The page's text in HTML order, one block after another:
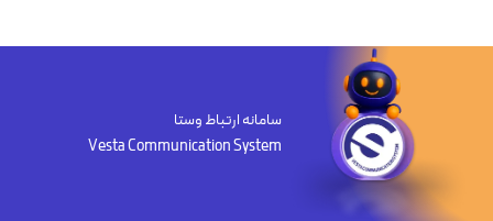
سامانه ارتباط وستا
Vesta Communication System